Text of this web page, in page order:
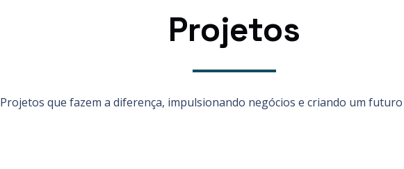
Projetos
Projetos que fazem a diferença, impulsionando negócios e criando um futuro